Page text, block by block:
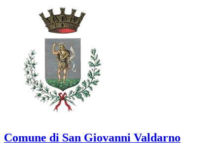
Comune di San Giovanni Valdarno